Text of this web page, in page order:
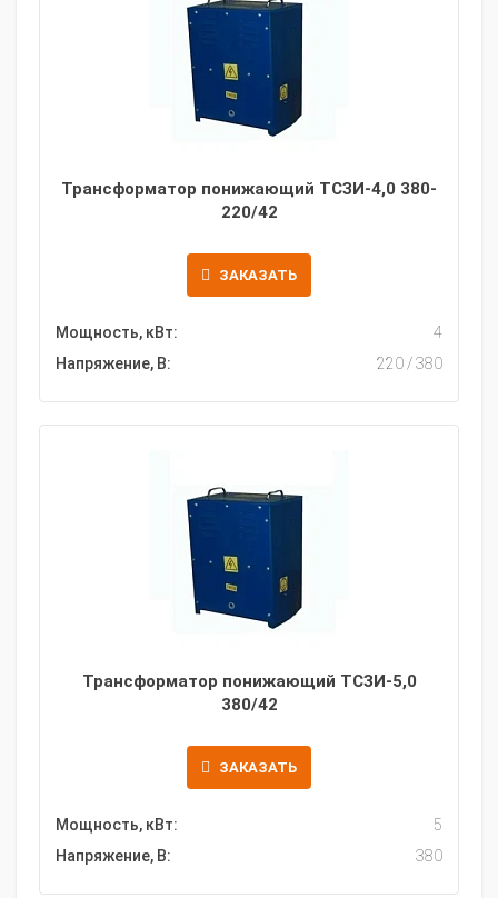
Трансформатор понижающий ТСЗИ-4,0 380-
220/42
ЗАКАЗАТЬ
Мощность, кВт:
4
Напряжение, В:
220 / 380
Трансформатор понижающий ТСЗИ-5,0
380/42
ЗАКАЗАТЬ
Мощность, кВт:
5
Напряжение, В:
380